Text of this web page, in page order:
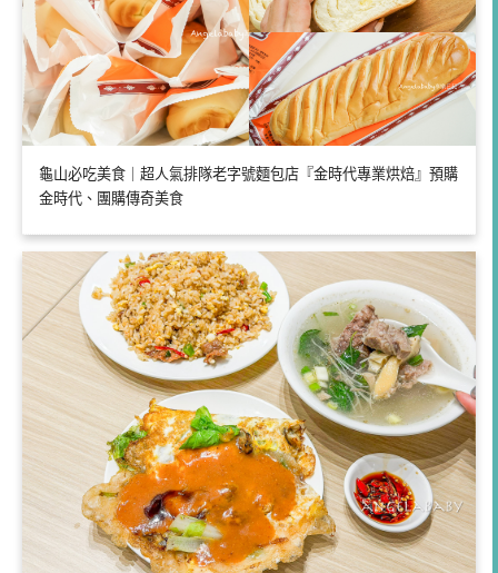
龜山必吃美食｜超人氣排隊老字號麵包店『金時代專業烘焙』預購
金時代、團購傳奇美食